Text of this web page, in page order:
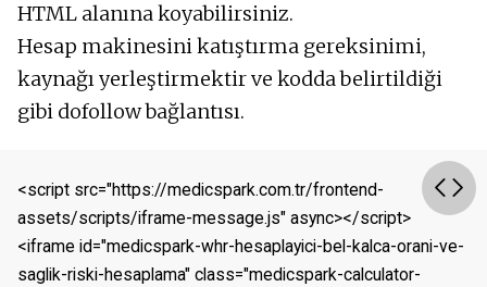
HTML alanına koyabilirsiniz.
Hesap makinesini katıştırma gereksinimi,
kaynağı yerleştirmektir ve kodda belirtildiği
gibi dofollow bağlantısı.
<script src="https://medicspark.com.tr/frontend-
assets/scripts/iframe-message.js" async></script>
<iframe id="medicspark-whr-hesaplayici-bel-kalca-orani-ve-
saglik-riski-hesaplama" class="medicspark-calculator-